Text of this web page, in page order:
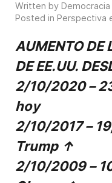
Written by
Posted in Perspectiva
AUMENTO DE
DE EE.UU.
2/10/2020 –
hoy
2/10/2017 –
Trump ↑
2/10/2009 –